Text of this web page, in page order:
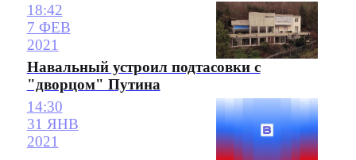
18:42
7 ФЕВ
2021
Навальный устроил подтасовки с
"дворцом" Путина
14:30
31 ЯНВ
2021